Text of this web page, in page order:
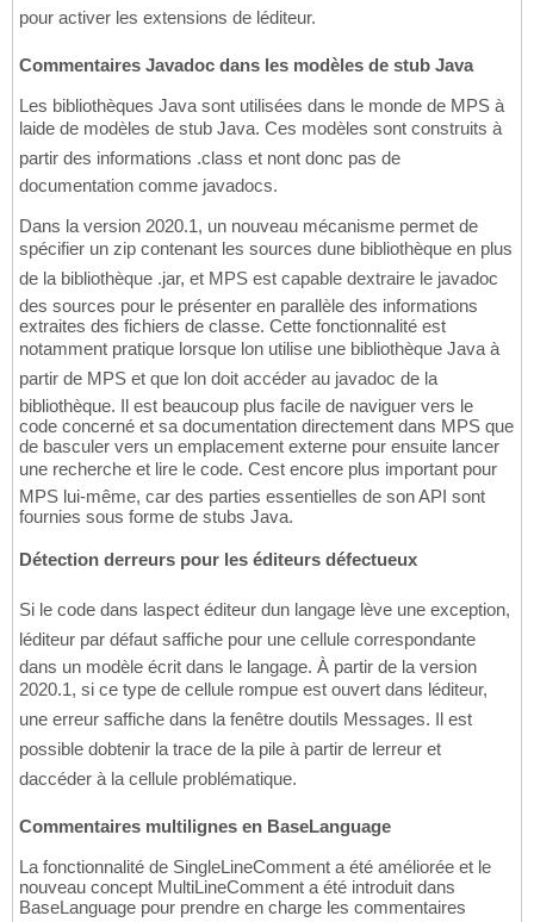
pour activer les extensions de léditeur.
Commentaires Javadoc dans les modèles de stub Java
Les bibliothèques Java sont utilisées dans le monde de MPS à
laide de modèles de stub Java. Ces modèles sont construits à
partir des informations .class et nont donc pas de
documentation comme javadocs.
Dans la version 2020.1, un nouveau mécanisme permet de
spécifier un zip contenant les sources dune bibliothèque en plus
de la bibliothèque .jar, et MPS est capable dextraire le javadoc
des sources pour le présenter en parallèle des informations
extraites des fichiers de classe. Cette fonctionnalité est
notamment pratique lorsque lon utilise une bibliothèque Java à
partir de MPS et que lon doit accéder au javadoc de la
bibliothèque. Il est beaucoup plus facile de naviguer vers le
code concerné et sa documentation directement dans MPS que
de basculer vers un emplacement externe pour ensuite lancer
une recherche et lire le code. Cest encore plus important pour
MPS lui-même, car des parties essentielles de son API sont
fournies sous forme de stubs Java.
Détection derreurs pour les éditeurs défectueux
Si le code dans laspect éditeur dun langage lève une exception,
léditeur par défaut saffiche pour une cellule correspondante
dans un modèle écrit dans le langage. À partir de la version
2020.1, si ce type de cellule rompue est ouvert dans léditeur,
une erreur saffiche dans la fenêtre doutils Messages. Il est
possible dobtenir la trace de la pile à partir de lerreur et
daccéder à la cellule problématique.
Commentaires multilignes en BaseLanguage
La fonctionnalité de SingleLineComment a été améliorée et le
nouveau concept MultiLineComment a été introduit dans
BaseLanguage pour prendre en charge les commentaires